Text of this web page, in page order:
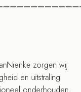
zorgen wij
en uitstraling